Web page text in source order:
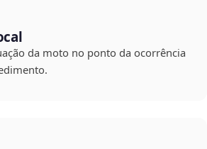
da moto no ponto da ocorrência